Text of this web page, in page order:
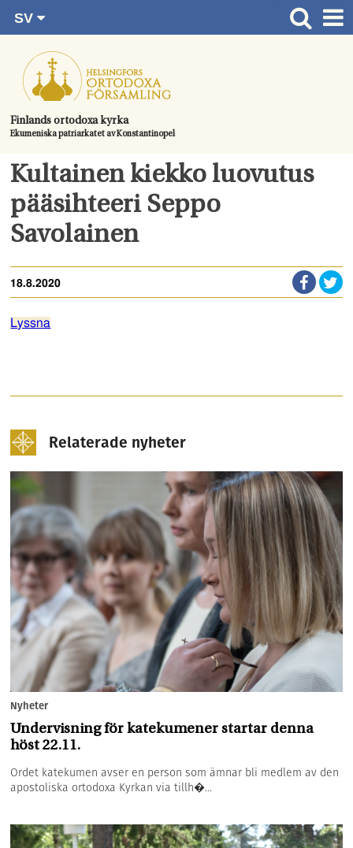
direkt
innehållet.
Finlands ortodoxa kyrka
Ekumeniska patriarkatet av Konstantinopel
SV
RU
EN
UA
Huvudsida
Gudstjänster
Kom med
Kontaktuppgifter
Dopet
Bröllop
Kultainen kiekko luovutus
pääsihteeri Seppo
Savolainen
18.8.2020
Lyssna
Relaterade nyheter
Nyheter
Undervisning för katekumener startar denna
höst 22.11.
Ordet katekumen avser en person som ämnar bli medlem av den
apostoliska ortodoxa Kyrkan via tillh�...